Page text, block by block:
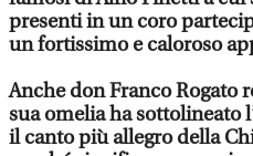
presenti in un coro
un fortissimo e caloroso
Anche don Franco Rogato
sua omelia ha sottolineato
il canto più allegro della